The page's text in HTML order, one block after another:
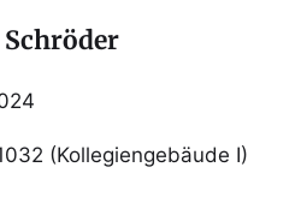
(Kollegiengebäude I)